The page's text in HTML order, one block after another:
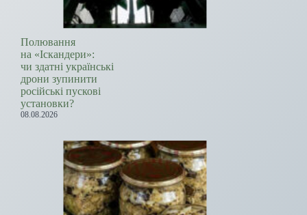
Полювання
на «Іскандери»:
чи здатні українські
дрони зупинити
російські пускові
установки?
08.08.2026